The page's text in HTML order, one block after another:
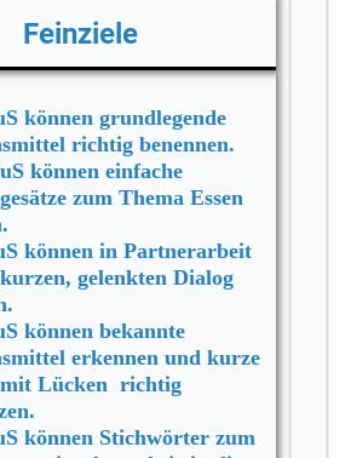
Feinziele
können grundlegende
richtig benennen.
können einfache
zum Thema Essen
können in Partnerarbeit
gelenkten Dialog
können bekannte
erkennen und kurze
mit Lücken richtig
können Stichwörter zum